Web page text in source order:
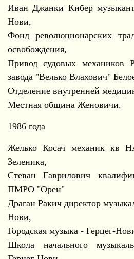
Иван Джанки Кибер
Нови,
Фонд революционарских
освобождения,
Привод судовых механиков
завода "Велько Влахович"
Отделение внутренней
Местная община Женовичи.
1986 года
Желько Косач механик кв
Зеленика,
Стеван Гаврилович
ПМРО "Орен"
Драган Ракич директор
Нови,
Городская музыка - Герцег-
Школа начального